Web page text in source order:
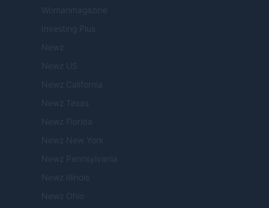
Womanmagazine
Investing Plus
Newz
Newz US
Newz California
Newz Texas
Newz Florida
Newz New York
Newz Pennsylvania
Newz Illinois
Newz Ohio